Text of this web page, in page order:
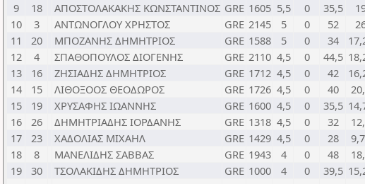
9
18 ΑΠΟΣΤΟΛΑΚΑΚΗΣ ΚΩΝΣΤΑΝΤΙΝΟΣ GRE 1605 5,5 0 35,5
10
3 ΑΝΤΩΝΟΓΛΟΥ ΧΡΗΣΤΟΣ GRE 2145 5 0 52
11
20 ΜΠΟΖΑΝΗΣ ΔΗΜΗΤΡΙΟΣ GRE 1588 5 0 34
12
4 ΣΠΑΘΟΠΟΥΛΟΣ ΔΙΟΓΕΝΗΣ GRE 2110 4,5 0 44,5
13
16 ΖΗΣΙΑΔΗΣ ΔΗΜΗΤΡΙΟΣ GRE 1712 4,5 0 42
14
15 ΛΙΘΟΞΟΟΣ ΘΕΟΔΩΡΟΣ GRE 1726 4,5 0 40
15
19 ΧΡΥΣΑΦΗΣ ΙΩΑΝΝΗΣ GRE 1600 4,5 0 35,5
16
26 ΔΗΜΗΤΡΙΑΔΗΣ ΙΟΡΔΑΝΗΣ GRE 1318 4,5 0 32
17
23 ΧΑΔΟΛΙΑΣ ΜΙΧΑΗΛ GRE 1429 4,5 0 28
18
8 ΜΑΝΕΛΙΔΗΣ ΣΑΒΒΑΣ GRE 1943 4 0 48
19
30 ΤΣΟΛΑΚΙΔΗΣ ΔΗΜΗΤΡΙΟΣ GRE 1000 4 0 39,5